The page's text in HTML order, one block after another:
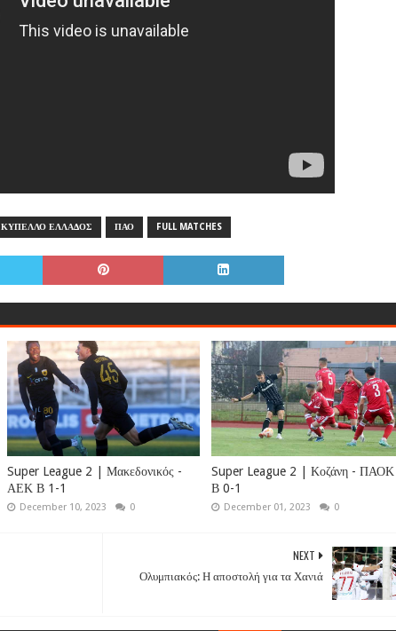
ΚΥΠΕΛΛΟ ΕΛΛΑΔΟΣ ΠΑΟ FULL MATCHES
Super League 2 | Μακεδονικός -
ΑΕΚ Β 1-1
December 10, 2023 0
Super League 2 | Κοζάνη - ΠΑΟΚ
Β 0-1
December 01, 2023 0
NEXT
Ολυμπιακός: Η αποστολή για τα Χανιά